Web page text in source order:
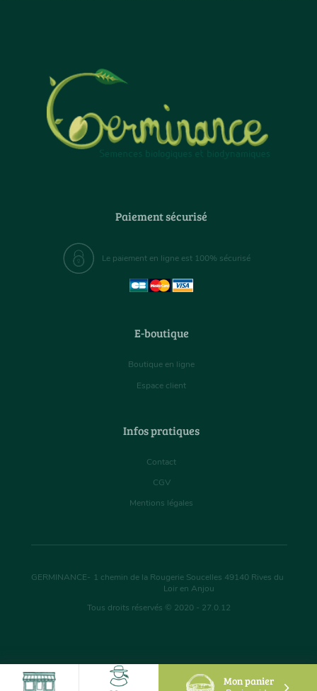
Mon panier
Paiement sécurisé
Le paiement en ligne est 100% sécurisé
E-boutique
Boutique en ligne
Espace client
Infos pratiques
Contact
CGV
Mentions légales
GERMINANCE- 1 chemin de la Rougerie Soucelles 49140 Rives du
Loir en Anjou
Tous droits réservés © 2020 - 27.0.12